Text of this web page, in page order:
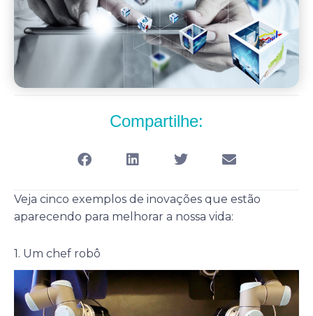
Compartilhe:
Veja cinco exemplos de inovações que estão
aparecendo para melhorar a nossa vida:
1. Um chef robô